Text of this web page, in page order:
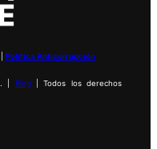
Política Anticorrupción
. | Blog| Todos los derechos